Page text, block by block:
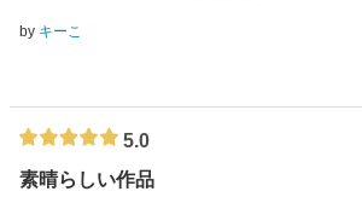
by キーこ
5.0
素晴らしい作品